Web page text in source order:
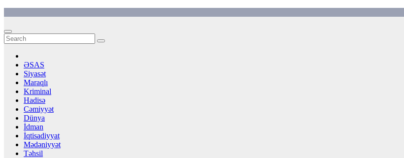
content
ƏSAS
Siyasət
Maraqlı
Kriminal
Hadisə
Cəmiyyət
Dünya
İdman
İqtisadiyyat
Mədəniyyət
Təhsil